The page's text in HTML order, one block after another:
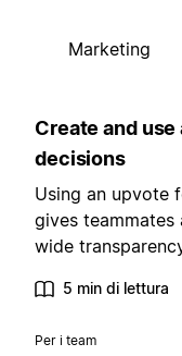
Marketing
Create and
decisions
Using an upvote
gives
wide
5 min di lettura
Per i team